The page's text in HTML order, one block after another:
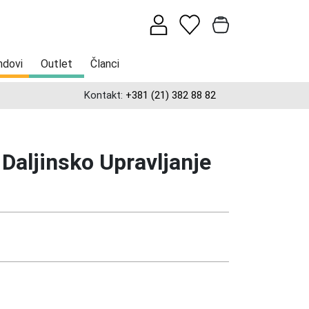
Outlet Članci
Kontakt: +381 (21) 382 88 82
Upravljanje